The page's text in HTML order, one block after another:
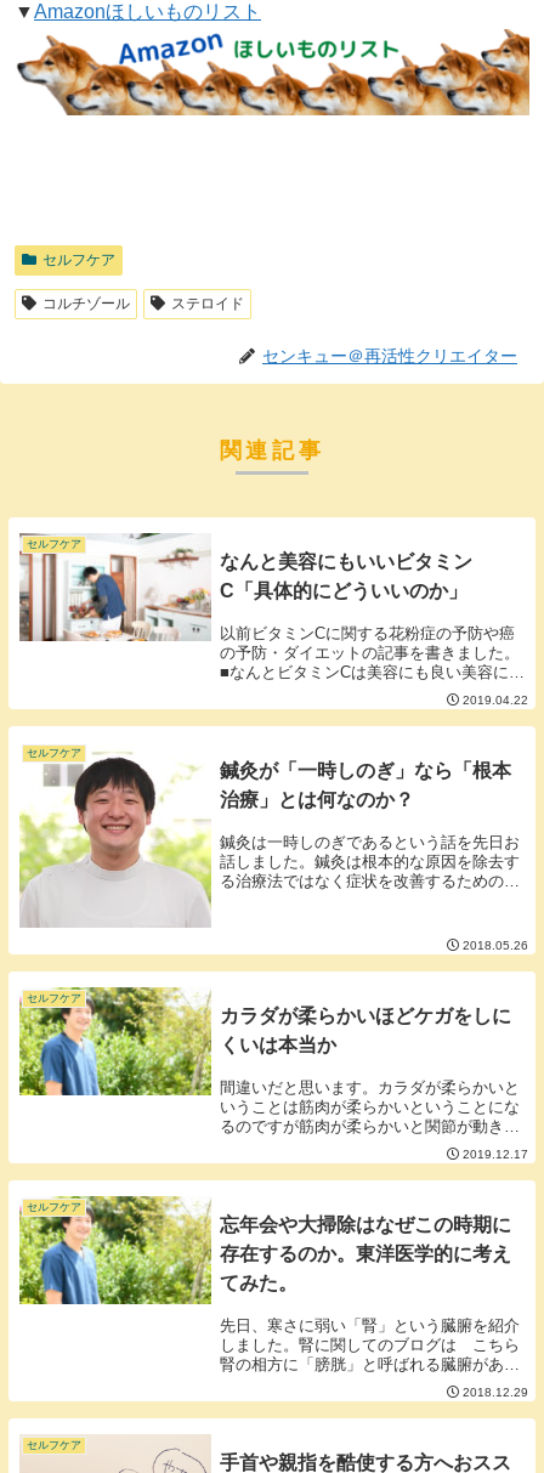
▼Amazonほしいものリスト
セルフケア
コルチゾール ステロイド
センキュー＠再活性クリエイター
関連記事
セルフケア
なんと美容にもいいビタミン
C「具体的にどういいのか」
以前ビタミンCに関する花粉症の予防や癌
の予防・ダイエットの記事を書きました。
■なんとビタミンCは美容にも良い美容に良
い理由は大きく4つ①コラーゲンを作るの
に必要②メラニンを作るのを抑える③活性
酸素が作られるのを抑える④鉄分の吸収を
2019.04.22
セルフケア
鍼灸が「一時しのぎ」なら「根本
治療」とは何なのか？
鍼灸は一時しのぎであるという話を先日お
話しました。鍼灸は根本的な原因を除去す
る治療法ではなく症状を改善するための一
ます！」とおっしゃる鍼灸師の方もいらっ
しゃると思いま...
2018.05.26
セルフケア
カラダが柔らかいほどケガをしに
くいは本当か
間違いだと思います。カラダが柔らかいと
いうことは筋肉が柔らかいということにな
るのですが筋肉が柔らかいと関節が動きす
ぎてしまい関節に負荷がかかったり必要以
上に関節が動いてしまったりして関節には
逆に負担がかかってしまいます。カラダは
2019.12.17
セルフケア
忘年会や大掃除はなぜこの時期に
存在するのか。東洋医学的に考え
てみた。
先日、寒さに弱い「腎」という臓腑を紹介
しました。腎に関してのブログは こちら
腎の相方に「膀胱」と呼ばれる臓腑があり
ます。一般的にいわれる膀胱はおしっこを
溜めたり排出したりする機能を持ったもの
ですが東洋医学でも膀胱は同じように考え
2018.12.29
セルフケア
手首や親指を酷使する方へおスス